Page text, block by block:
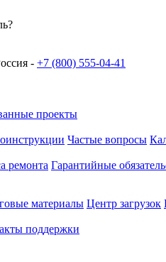
- +7 (800) 555-04-41
проекты
Частые вопросы
ремонта Гарантийные
материалы Центр загрузок
поддержки